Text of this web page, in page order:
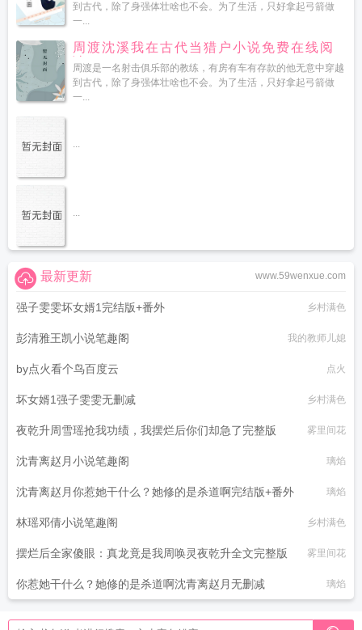
到古代，除了身强体壮啥也不会。为了生活，只好拿起弓箭做
一...
周渡沈溪我在古代当猎户小说免费在线阅
读
周渡是一名射击俱乐部的教练，有房有车有存款的他无意中穿越
到古代，除了身强体壮啥也不会。为了生活，只好拿起弓箭做
一...
...
...
www.59wenxue.com
最新更新
强子雯雯坏女婿1完结版+番外 乡村满色
彭清雅王凯小说笔趣阁 我的教师儿媳
by点火看个鸟百度云 点火
坏女婿1强子雯雯无删减 乡村满色
夜乾升周雪瑶抢我功绩，我摆烂后你们却急了完整版 雾里间花
沈青离赵月小说笔趣阁 璃焰
沈青离赵月你惹她干什么？她修的是杀道啊完结版+番外 璃焰
林瑶邓倩小说笔趣阁 乡村满色
摆烂后全家傻眼：真龙竟是我周唤灵夜乾升全文完整版 雾里间花
你惹她干什么？她修的是杀道啊沈青离赵月无删减 璃焰